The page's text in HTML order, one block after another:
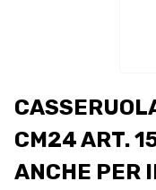
CM24 ART.
ANCHE PER